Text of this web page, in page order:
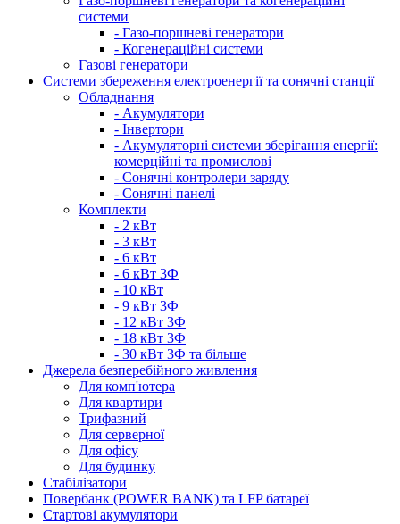
системи
- Газо-поршневі генератори
- Когенераційні системи
Газові генератори
Системи збереження електроенергії та сонячні станції
Обладнання
- Акумулятори
- Інвертори
- Акумуляторні системи зберігання енергії:
комерційні та промислові
- Сонячні контролери заряду
- Сонячні панелі
Комплекти
- 2 кВт
- 3 кВт
- 6 кВт
- 6 кВт 3Ф
- 10 кВт
- 9 кВт 3Ф
- 12 кВт 3Ф
- 18 кВт 3Ф
- 30 кВт 3Ф та більше
Джерела безперебійного живлення
Для комп'ютера
Для квартири
Трифазний
Для серверної
Для офісу
Для будинку
Стабілізатори
Повербанк (POWER BANK) та LFP батареї
Стартові акумулятори